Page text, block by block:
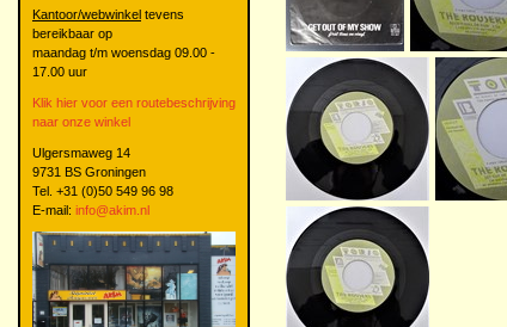
Kantoor/webwinkel tevens
bereikbaar op
maandag t/m woensdag 09.00 -
17.00 uur
Klik hier voor een routebeschrijving
naar onze winkel
Ulgersmaweg 14
9731 BS Groningen
Tel. +31 (0)50 549 96 98
E-mail: info@akim.nl